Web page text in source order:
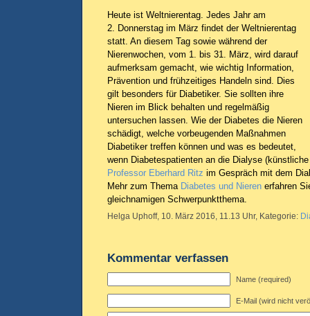
Heute ist Weltnierentag. Jedes Jahr am
2. Donnerstag im März findet der Weltnierentag
statt. An diesem Tag sowie während der
Nierenwochen, vom 1. bis 31. März, wird darauf
aufmerksam gemacht, wie wichtig Information,
Prävention und frühzeitiges Handeln sind. Dies
gilt besonders für Diabetiker. Sie sollten ihre
Nieren im Blick behalten und regelmäßig
untersuchen lassen. Wie der Diabetes die Nieren
schädigt, welche vorbeugenden Maßnahmen
Diabetiker treffen können und was es bedeutet,
wenn Diabetespatienten an die Dialyse
Professor Eberhard Ritz im Gespräch mit dem
Mehr zum Thema Diabetes und Nieren erfahren
gleichnamigen Schwerpunktthema.
Helga Uphoff, 10. März 2016, 11.13 Uhr, Kategorie:
Kommentar verfassen
Name (required)
E-Mail (wird nicht